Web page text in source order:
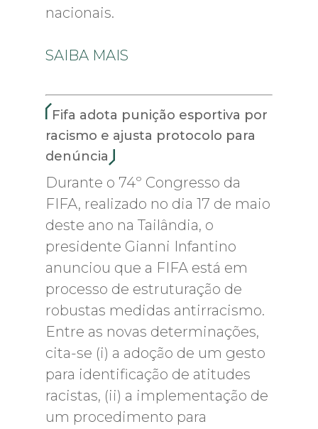
nacionais.
SAIBA MAIS
Fifa adota punição esportiva por
racismo e ajusta protocolo para
denúncia
Durante o 74º Congresso da
FIFA, realizado no dia 17 de maio
deste ano na Tailândia, o
presidente Gianni Infantino
anunciou que a FIFA está em
processo de estruturação de
robustas medidas antirracismo.
Entre as novas determinações,
cita-se (i) a adoção de um gesto
para identificação de atitudes
racistas, (ii) a implementação de
um procedimento para